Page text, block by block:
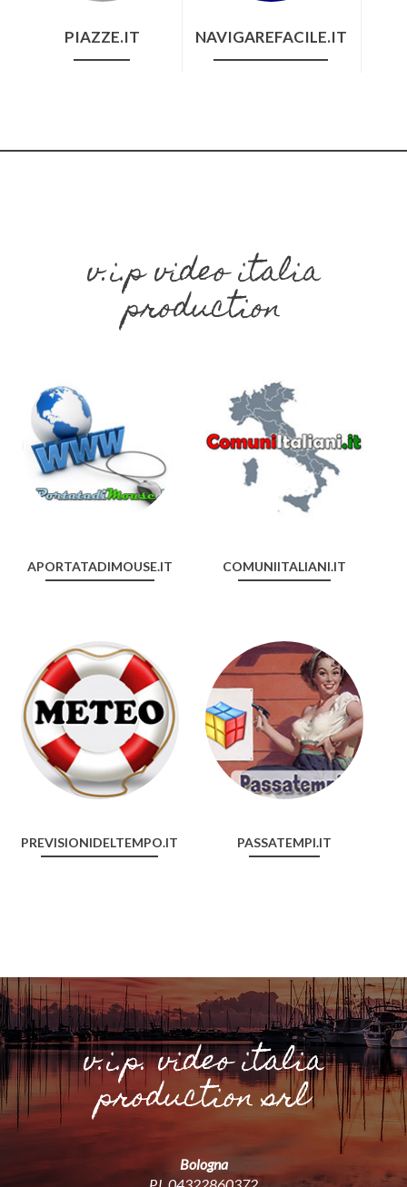
PIAZZE.IT NAVIGAREFACILE.IT
v.i.p video italia
production
APORTATADIMOUSE.IT COMUNIITALIANI.IT
PREVISIONIDELTEMPO.IT PASSATEMPI.IT
v.i.p. video italia
production srl
Bologna